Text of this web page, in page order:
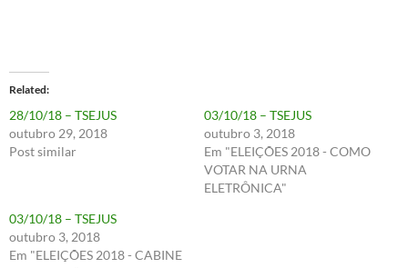
Related
28/10/18 – TSEJUS
outubro 29, 2018
Post similar
03/10/18 – TSEJUS
outubro 3, 2018
Em "ELEIÇÕES 2018 - COMO
VOTAR NA URNA
ELETRÔNICA"
03/10/18 – TSEJUS
outubro 3, 2018
Em "ELEIÇÕES 2018 - CABINE